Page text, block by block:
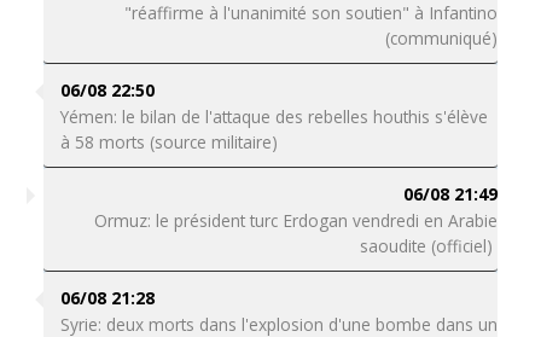
"réaffirme à l'unanimité son soutien" à Infantino
(communiqué)
06/08 22:50
Yémen: le bilan de l'attaque des rebelles houthis s'élève
à 58 morts (source militaire)
06/08 21:49
Ormuz: le président turc Erdogan vendredi en Arabie
saoudite (officiel)
06/08 21:28
Syrie: deux morts dans l'explosion d'une bombe dans un